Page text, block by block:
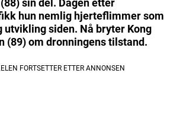
sin del. Dagen etter
hun nemlig hjerteflimmer som
utvikling siden. Nå bryter Kong
(89) om dronningens tilstand.